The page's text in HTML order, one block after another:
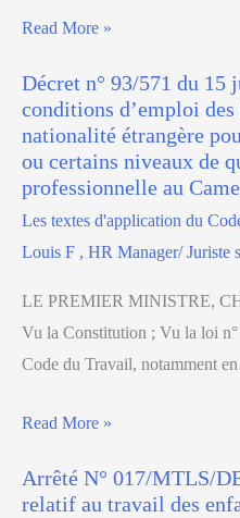
Read More »
Décret n° 93/571 du
conditions d’emploi
nationalité étrangère
ou certains niveaux de
professionnelle au
Les textes d'application du
Louis F , HR Manager/ Juriste
LE PREMIER MINISTRE,
Vu la Constitution ; Vu la loi
Code du Travail, notamment
Read More »
Arrêté N° 017/MTLS/
relatif au travail des